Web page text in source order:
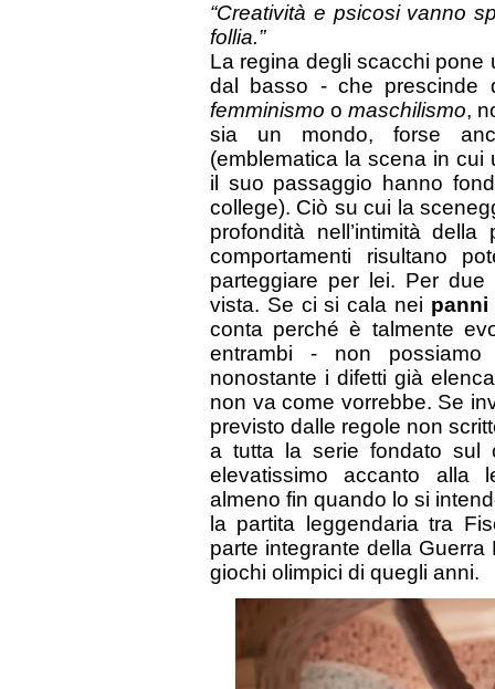
“Creatività e psicosi vanno
follia.”
La regina degli scacchi pone
dal basso - che prescinde
femminismo o maschilismo,
sia un mondo, forse
(emblematica la scena in
il suo passaggio hanno
college). Ciò su cui la
profondità nell’intimità
comportamenti risultano
parteggiare per lei. Per
vista. Se ci si cala nei panni
conta perché è talmente
entrambi - non possiamo
nonostante i difetti già
non va come vorrebbe. Se
previsto dalle regole non
a tutta la serie fondato sul
elevatissimo accanto alla
almeno fin quando lo si
la partita leggendaria tra
parte integrante della
giochi olimpici di quegli anni.